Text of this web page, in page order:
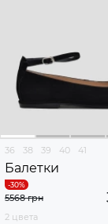
36 38 39 40 41
Балетки
5568 грн
2 цвета